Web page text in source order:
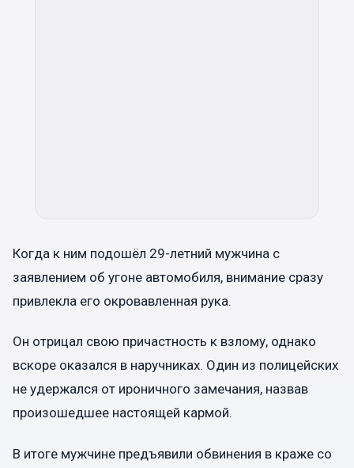
Когда к ним подошёл 29-летний мужчина с
заявлением об угоне автомобиля, внимание сразу
привлекла его окровавленная рука.
Он отрицал свою причастность к взлому, однако
вскоре оказался в наручниках. Один из полицейских
не удержался от ироничного замечания, назвав
произошедшее настоящей кармой.
В итоге мужчине предъявили обвинения в краже со